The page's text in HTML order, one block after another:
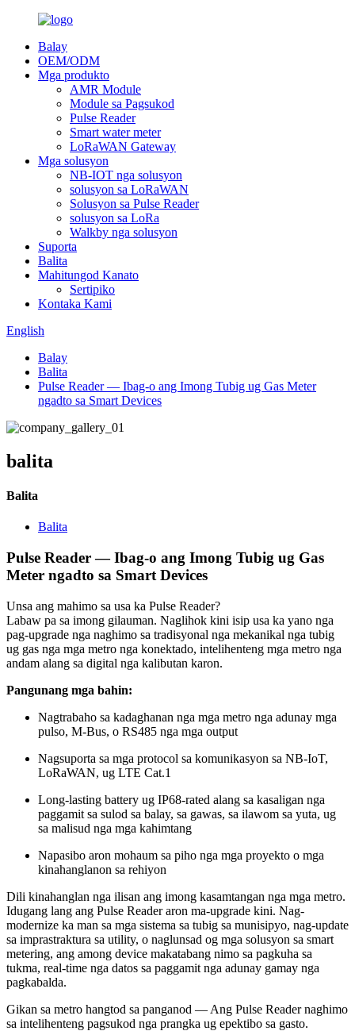
Balay
OEM/ODM
Mga produkto
AMR Module
Module sa Pagsukod
Pulse Reader
Smart water meter
LoRaWAN Gateway
Mga solusyon
NB-IOT nga solusyon
solusyon sa LoRaWAN
Solusyon sa Pulse Reader
solusyon sa LoRa
Walkby nga solusyon
Suporta
Balita
Mahitungod Kanato
Sertipiko
Kontaka Kami
English
Balay
Balita
Pulse Reader — Ibag-o ang Imong Tubig ug Gas Meter
ngadto sa Smart Devices
balita
Balita
Balita
Pulse Reader — Ibag-o ang Imong Tubig ug Gas
Meter ngadto sa Smart Devices
Unsa ang mahimo sa usa ka Pulse Reader?
Labaw pa sa imong gilauman. Naglihok kini isip usa ka yano nga
pag-upgrade nga naghimo sa tradisyonal nga mekanikal nga tubig
ug gas nga mga metro nga konektado, intelihenteng mga metro nga
andam alang sa digital nga kalibutan karon.
Pangunang mga bahin:
Nagtrabaho sa kadaghanan nga mga metro nga adunay mga
pulso, M-Bus, o RS485 nga mga output
Nagsuporta sa mga protocol sa komunikasyon sa NB-IoT,
LoRaWAN, ug LTE Cat.1
Long-lasting battery ug IP68-rated alang sa kasaligan nga
paggamit sa sulod sa balay, sa gawas, sa ilawom sa yuta, ug
sa malisud nga mga kahimtang
Napasibo aron mohaum sa piho nga mga proyekto o mga
kinahanglanon sa rehiyon
Dili kinahanglan nga ilisan ang imong kasamtangan nga mga metro.
Idugang lang ang Pulse Reader aron ma-upgrade kini. Nag-
modernize ka man sa mga sistema sa tubig sa munisipyo, nag-update
sa imprastraktura sa utility, o naglunsad og mga solusyon sa smart
metering, ang among device makatabang nimo sa pagkuha sa
tukma, real-time nga datos sa paggamit nga adunay gamay nga
pagkabalda.
Gikan sa metro hangtod sa panganod — Ang Pulse Reader naghimo
sa intelihenteng pagsukod nga prangka ug epektibo sa gasto.